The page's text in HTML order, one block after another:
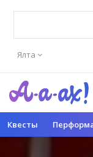
Ялта
Квесты